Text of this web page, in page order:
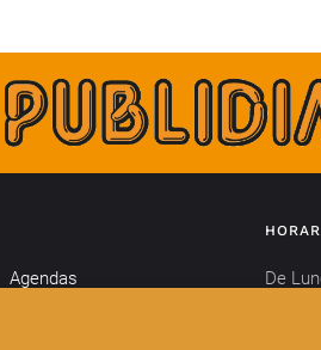
Agendas
De